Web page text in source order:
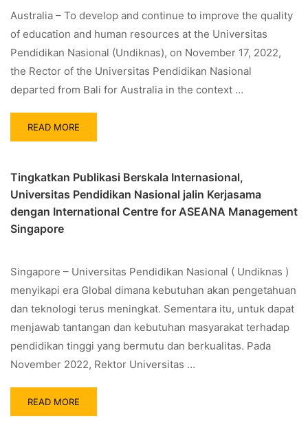
Australia – To develop and continue to improve the quality
of education and human resources at the Universitas
Pendidikan Nasional (Undiknas), on November 17, 2022,
the Rector of the Universitas Pendidikan Nasional
departed from Bali for Australia in the context …
READ MORE
Tingkatkan Publikasi Berskala Internasional,
Universitas Pendidikan Nasional jalin Kerjasama
dengan International Centre for ASEANA Management
Singapore
Singapore – Universitas Pendidikan Nasional ( Undiknas )
menyikapi era Global dimana kebutuhan akan pengetahuan
dan teknologi terus meningkat. Sementara itu, untuk dapat
menjawab tantangan dan kebutuhan masyarakat terhadap
pendidikan tinggi yang bermutu dan berkualitas. Pada
November 2022, Rektor Universitas …
READ MORE